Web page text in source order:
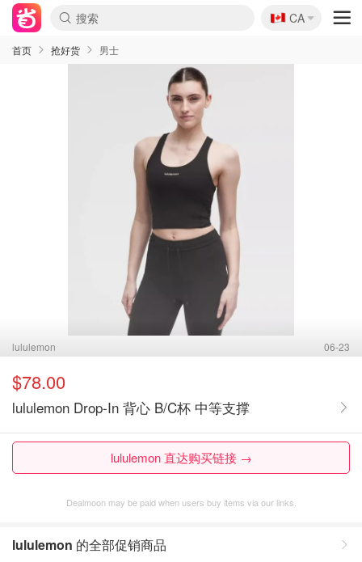
🇨🇦
CA
首页 抢好货 男士
lululemon 06-23
$78.00
lululemon Drop-In 背心 B/C杯 中等支撑
lululemon 直达购买链接 →
Dealmoon may be paid when users buy items via our links.
lululemon 的全部促销商品